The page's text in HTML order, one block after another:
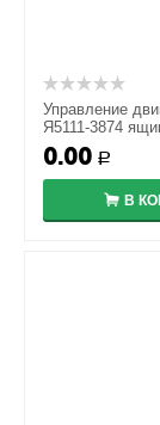
Управление
Я5111-3874
0.00 Р
В